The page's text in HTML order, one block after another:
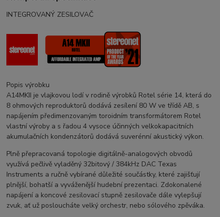
INTEGROVANÝ ZESILOVAČ
Popis výrobku
A14MKII je vlajkovou lodí v rodině výrobků Rotel série 14, která do
8 ohmových reproduktorů dodává zesílení 80 W ve třídě AB, s
napájením předimenzovaným toroidním transformátorem Rotel
vlastní výroby a s řadou 4 vysoce účinných velkokapacitních
akumulačních kondenzátorů dodává suverénní akustický výkon.
Plně přepracovaná topologie digitálně-analogových obvodů
využívá pečlivě vyladěný 32bitový / 384kHz DAC Texas
Instruments a ručně vybírané důležité součástky, které zajišťují
plnější, bohatší a vyváženější hudební prezentaci. Zdokonalené
napájení a koncové zesilovací stupně zesilovače dále vylepšují
zvuk, ať už posloucháte velký orchestr, nebo sólového zpěváka.